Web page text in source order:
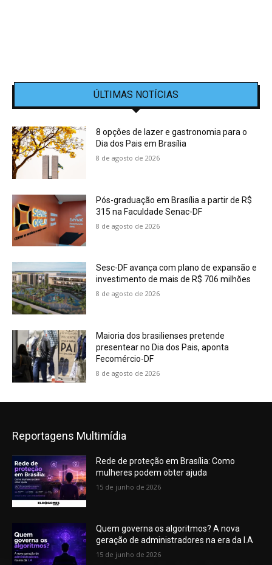
ÚLTIMAS NOTÍCIAS
8 opções de lazer e gastronomia para o
Dia dos Pais em Brasília
8 de agosto de 2026
Pós-graduação em Brasília a partir de R$
315 na Faculdade Senac-DF
8 de agosto de 2026
Sesc-DF avança com plano de expansão e
investimento de mais de R$ 706 milhões
8 de agosto de 2026
Maioria dos brasilienses pretende
presentear no Dia dos Pais, aponta
Fecomércio-DF
8 de agosto de 2026
Reportagens Multimídia
Rede de proteção em Brasília: Como
mulheres podem obter ajuda
15 de junho de 2026
Quem governa os algoritmos? A nova
geração de administradores na era da I.A
15 de junho de 2026